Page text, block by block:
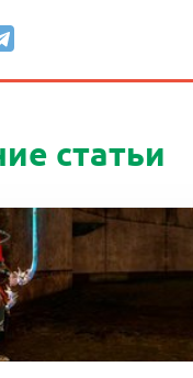
статьи